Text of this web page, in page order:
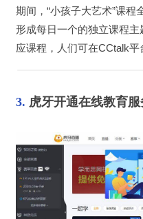
期间，“小孩子大艺术”课
形成每日一个的独立课程
应课程，人们可在CCtalk平
3. 虎牙开通在线教育